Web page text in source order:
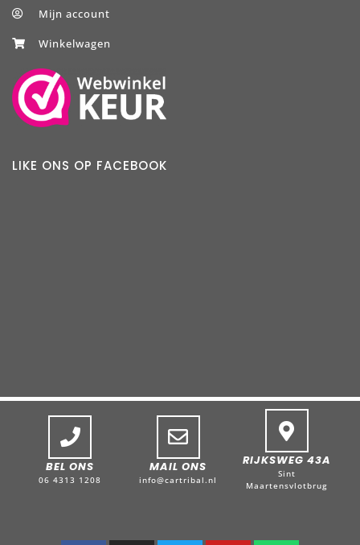
Mijn account
Winkelwagen
LIKE ONS OP FACEBOOK
BEL ONS
06 4313 1208
MAIL ONS
info@cartribal.nl
RIJKSWEG 43A
Sint
Maartensvlotbrug